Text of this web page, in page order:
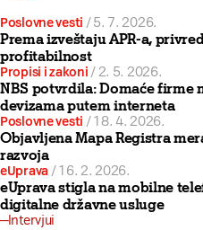
Poslovne vesti /5. 7. 2026.
Prema izveštaju APR-a,
profitabilnost
Propisi i zakoni /2. 5. 2026.
NBS potvrdila: Domaće firme
devizama putem interneta
Poslovne vesti /18. 4. 2026.
Objavljena Mapa Registra
razvoja
eUprava /16. 2. 2026.
eUprava stigla na mobilne
digitalne državne usluge
Intervjui